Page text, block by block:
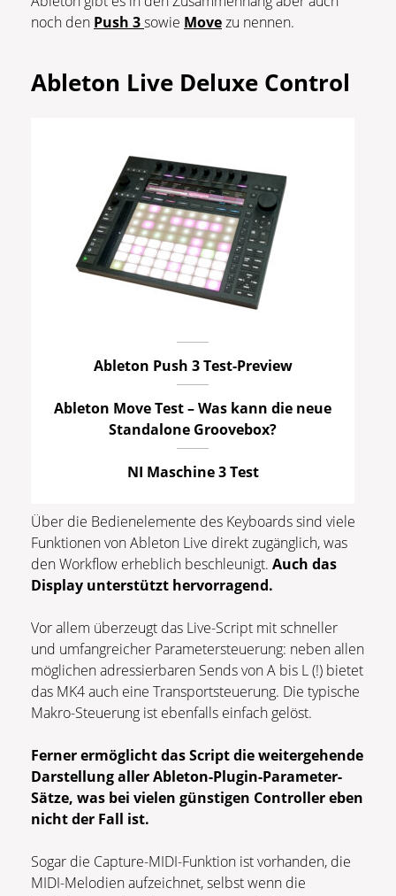
noch den Push 3sowie Movezu nennen.
Ableton Live Deluxe Control
Ableton Push 3 Test-Preview
Ableton Move Test – Was kann die neue
Standalone Groovebox?
NI Maschine 3 Test
Über die Bedienelemente des Keyboards sind viele
Funktionen von Ableton Live direkt zugänglich, was
den Workflow erheblich beschleunigt. Auch das
Display unterstützt hervorragend.
Vor allem überzeugt das Live-Script mit schneller
und umfangreicher Parametersteuerung: neben allen
möglichen adressierbaren Sends von A bis L (!) bietet
das MK4 auch eine Transportsteuerung. Die typische
Makro-Steuerung ist ebenfalls einfach gelöst.
Ferner ermöglicht das Script die weitergehende
Darstellung aller Ableton-Plugin-Parameter-
Sätze, was bei vielen günstigen Controller eben
nicht der Fall ist.
Sogar die Capture-MIDI-Funktion ist vorhanden, die
MIDI-Melodien aufzeichnet, selbst wenn die